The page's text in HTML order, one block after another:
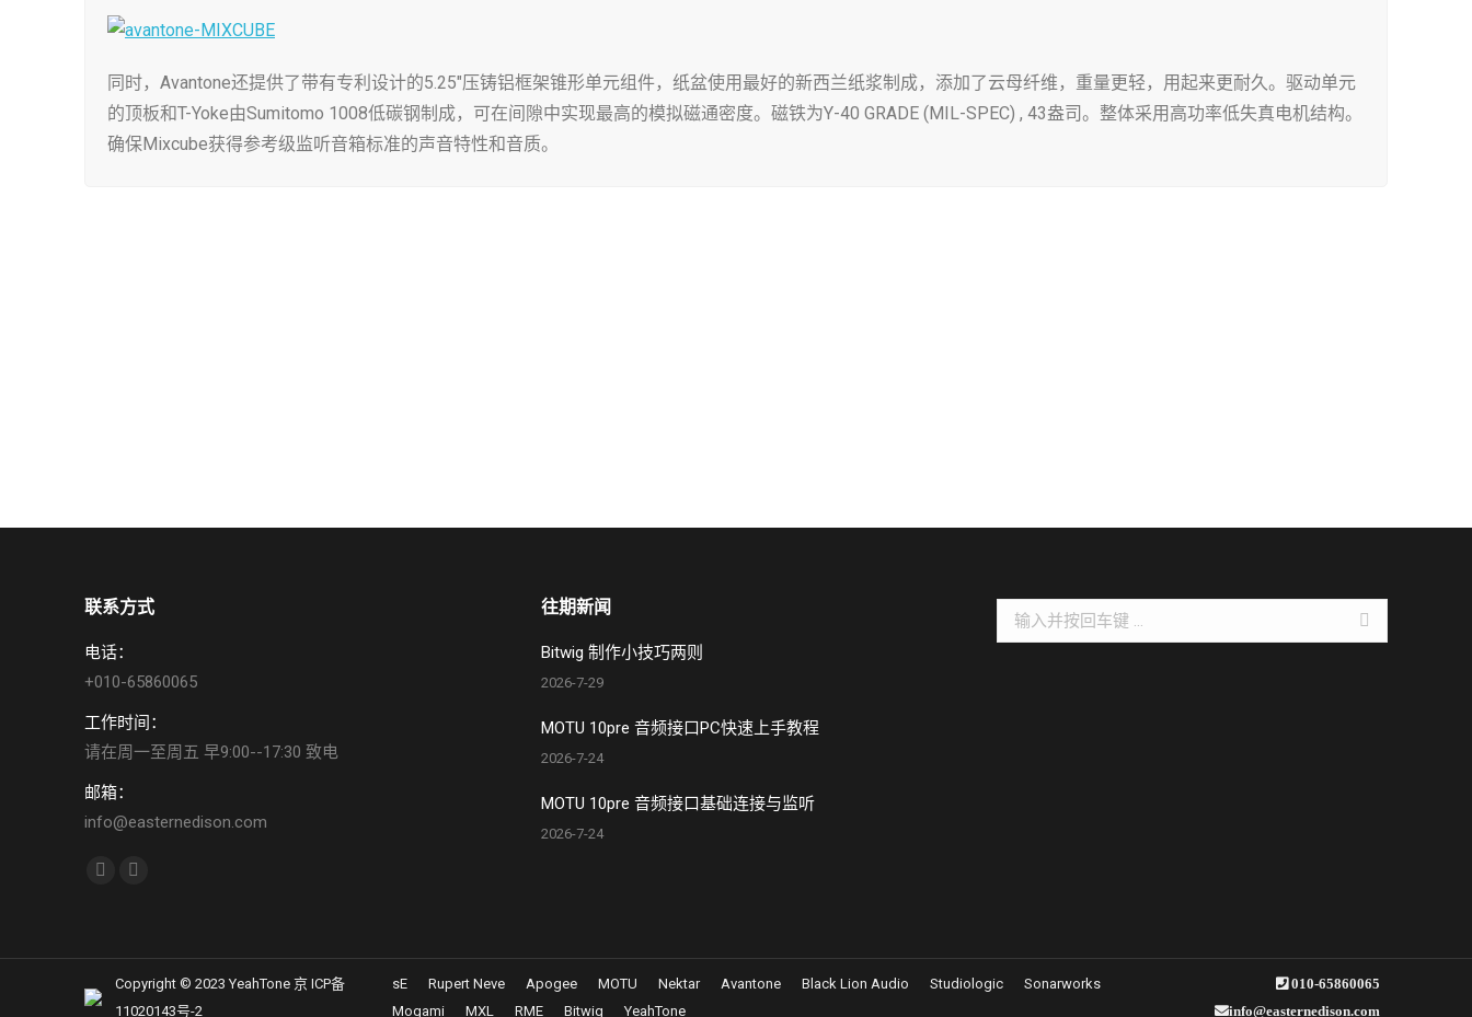
同时，Avantone还提供了带有专利设计的5.25″压铸铝框架锥形单元组件，纸盆使用最好的新西兰纸浆制成，添加了云母纤维，重量更轻，用起来更耐久。驱动单元
的顶板和T-Yoke由Sumitomo 1008低碳钢制成，可在间隙中实现最高的模拟磁通密度。磁铁为Y-40 GRADE (MIL-SPEC) , 43盎司。整体采用高功率低失真电机结构。
确保Mixcube获得参考级监听音箱标准的声音特性和音质。
联系方式
电话：
+010-65860065
工作时间：
请在周一至周五 早9:00--17:30 致电
邮箱：
info@easternedison.com
找到我们：
new
new
往期新闻
Bitwig 制作小技巧两则
2026-7-29
MOTU 10pre 音频接口PC快速上手教程
2026-7-24
MOTU 10pre 音频接口基础连接与监听
2026-7-24
Search:
Copyright © 2023 YeahTone 京 ICP备
11020143号-2
sE Rupert Neve Apogee MOTU Nektar Avantone Black Lion Audio Studiologic
Sonarworks
Mogami
MXL RME Bitwig YeahTone
010-65860065
info@easternedison.com